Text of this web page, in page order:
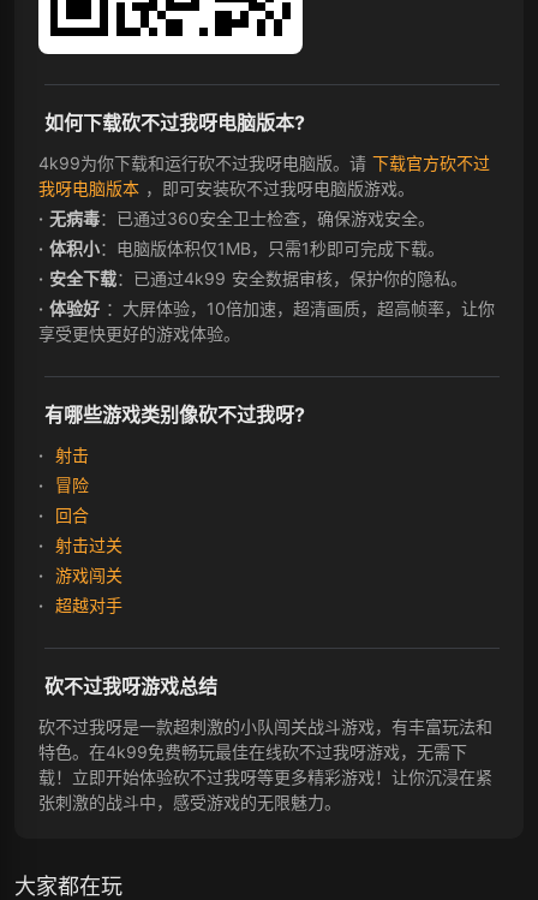
如何下载砍不过我呀电脑版本?
4k99为你下载和运行砍不过我呀电脑版。请 下载官方砍不过
我呀电脑版本 ，即可安装砍不过我呀电脑版游戏。
无病毒：已通过360安全卫士检查，确保游戏安全。
体积小：电脑版体积仅1MB，只需1秒即可完成下载。
安全下载：已通过4k99 安全数据审核，保护你的隐私。
体验好 ：大屏体验，10倍加速，超清画质，超高帧率，让你
享受更快更好的游戏体验。
有哪些游戏类别像砍不过我呀?
射击
冒险
回合
射击过关
游戏闯关
超越对手
砍不过我呀游戏总结
砍不过我呀是一款超刺激的小队闯关战斗游戏，有丰富玩法和
特色。在4k99免费畅玩最佳在线砍不过我呀游戏，无需下
载！立即开始体验砍不过我呀等更多精彩游戏！让你沉浸在紧
张刺激的战斗中，感受游戏的无限魅力。
大家都在玩